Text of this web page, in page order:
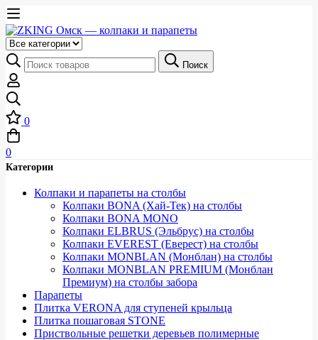
Выберите
категорию
Искать:
Поиск
0
0
Категории
Колпаки и парапеты на столбы
Колпаки BONA (Хай-Тек) на столбы
Колпаки BONA MONO
Колпаки ELBRUS (Эльбрус) на столбы
Колпаки EVEREST (Еверест) на столбы
Колпаки MONBLAN (Монблан) на столбы
Колпаки MONBLAN PREMIUM (Монблан
Премиум) на столбы забора
Парапеты
Плитка VERONA для ступеней крыльца
Плитка пошаговая STONE
Приствольные решетки деревьев полимерные